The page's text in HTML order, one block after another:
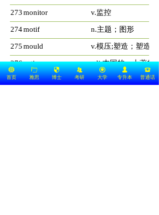
273monitor v.监控
274motif n.主题；图形
275mould v.模压;塑造；塑造成
276native adj.本国的；土著的；
277nocturnal adj.夜间的;夜间发生
뀁
首页
ꄁ
雅思
뀘
博士
뀡
考研
끧
大学
넙
专升本
뀰
普通话